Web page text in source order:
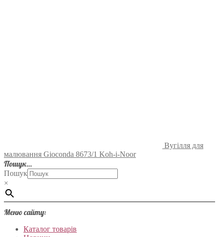
Вугілля для
малювання Gioconda 8673/1 Koh-i-Noor
Пошук…
Пошук
×
Меню сайту:
Каталог товарів